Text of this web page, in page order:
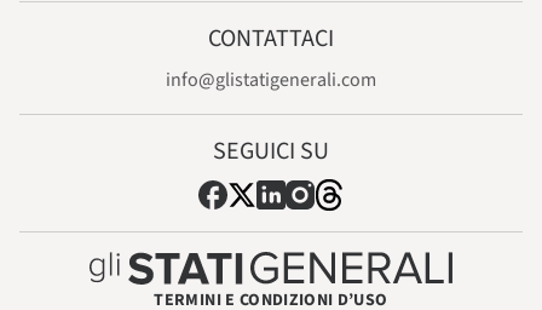
CONTATTACI
info@glistatigenerali.com
SEGUICI SU
TERMINI E CONDIZIONI D’USO